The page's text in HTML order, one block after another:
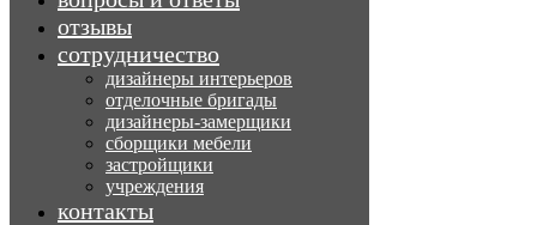
отзывы
сотрудничество
дизайнеры интерьеров
отделочные бригады
дизайнеры-замерщики
сборщики мебели
застройщики
учреждения
контакты